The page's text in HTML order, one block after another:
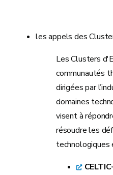
les appels des
Les Clusters
communautés
dirigées par
domaines
visent à
résoudre les
technologiques